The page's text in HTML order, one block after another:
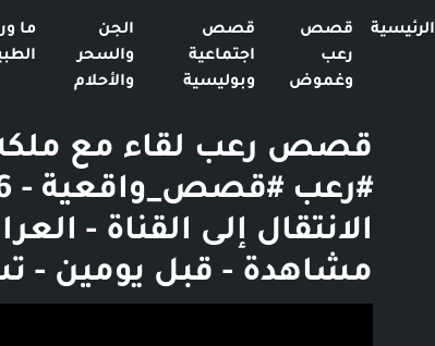
الرئيسية
قصص
رعب
وغموض
قصص
اجتماعية
وبوليسية
الجن
والسحر
والأحلام
ما
قصص رعب لقاء مع
مشاهدة - قبل يومين -